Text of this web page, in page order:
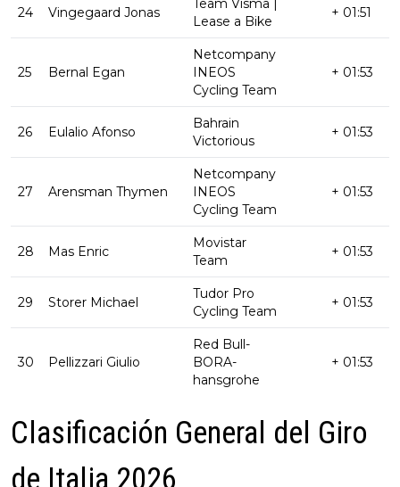
24 Vingegaard Jonas
Team Visma |
Lease a Bike
+ 01:51
25 Bernal Egan
Netcompany
INEOS
Cycling Team
+ 01:53
26 Eulalio Afonso
Bahrain
Victorious
+ 01:53
27 Arensman Thymen
Netcompany
INEOS
Cycling Team
+ 01:53
28 Mas Enric
Movistar
Team
+ 01:53
29 Storer Michael
Tudor Pro
Cycling Team
+ 01:53
30 Pellizzari Giulio
Red Bull-
BORA-
hansgrohe
+ 01:53
Clasificación General del Giro
de Italia 2026